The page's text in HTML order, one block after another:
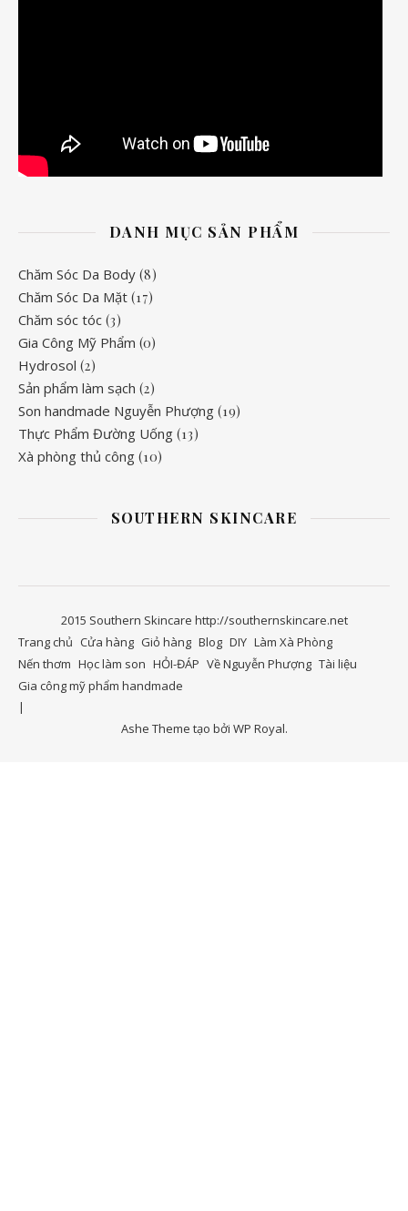
DANH MỤC SẢN PHẨM
Chăm Sóc Da Body (8)
Chăm Sóc Da Mặt (17)
Chăm sóc tóc (3)
Gia Công Mỹ Phẩm (0)
Hydrosol (2)
Sản phẩm làm sạch (2)
Son handmade Nguyễn Phượng (19)
Thực Phẩm Đường Uống (13)
Xà phòng thủ công (10)
SOUTHERN SKINCARE
2015 Southern Skincare http://southernskincare.net
Trang chủ Cửa hàng Giỏ hàng Blog DIY Làm Xà Phòng
Nến thơm Học làm son HỎI-ĐÁP Về Nguyễn Phượng Tài liệu
Gia công mỹ phẩm handmade
Ashe Theme tạo bởi WP Royal.